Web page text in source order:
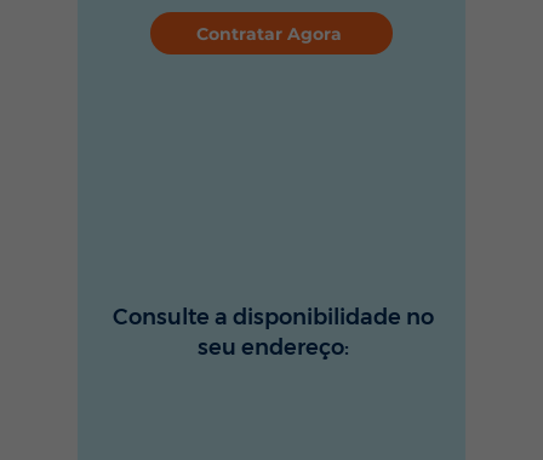
Contratar Agora
Consulte a disponibilidade no
seu endereço: